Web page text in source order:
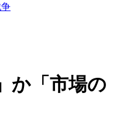
か「市場の